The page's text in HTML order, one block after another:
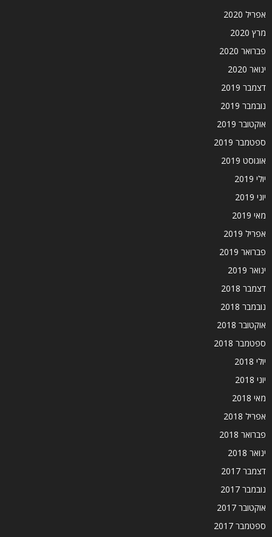
אפריל 2020
מרץ 2020
פברואר 2020
ינואר 2020
דצמבר 2019
נובמבר 2019
אוקטובר 2019
ספטמבר 2019
אוגוסט 2019
יולי 2019
יוני 2019
מאי 2019
אפריל 2019
פברואר 2019
ינואר 2019
דצמבר 2018
נובמבר 2018
אוקטובר 2018
ספטמבר 2018
יולי 2018
יוני 2018
מאי 2018
אפריל 2018
פברואר 2018
ינואר 2018
דצמבר 2017
נובמבר 2017
אוקטובר 2017
ספטמבר 2017